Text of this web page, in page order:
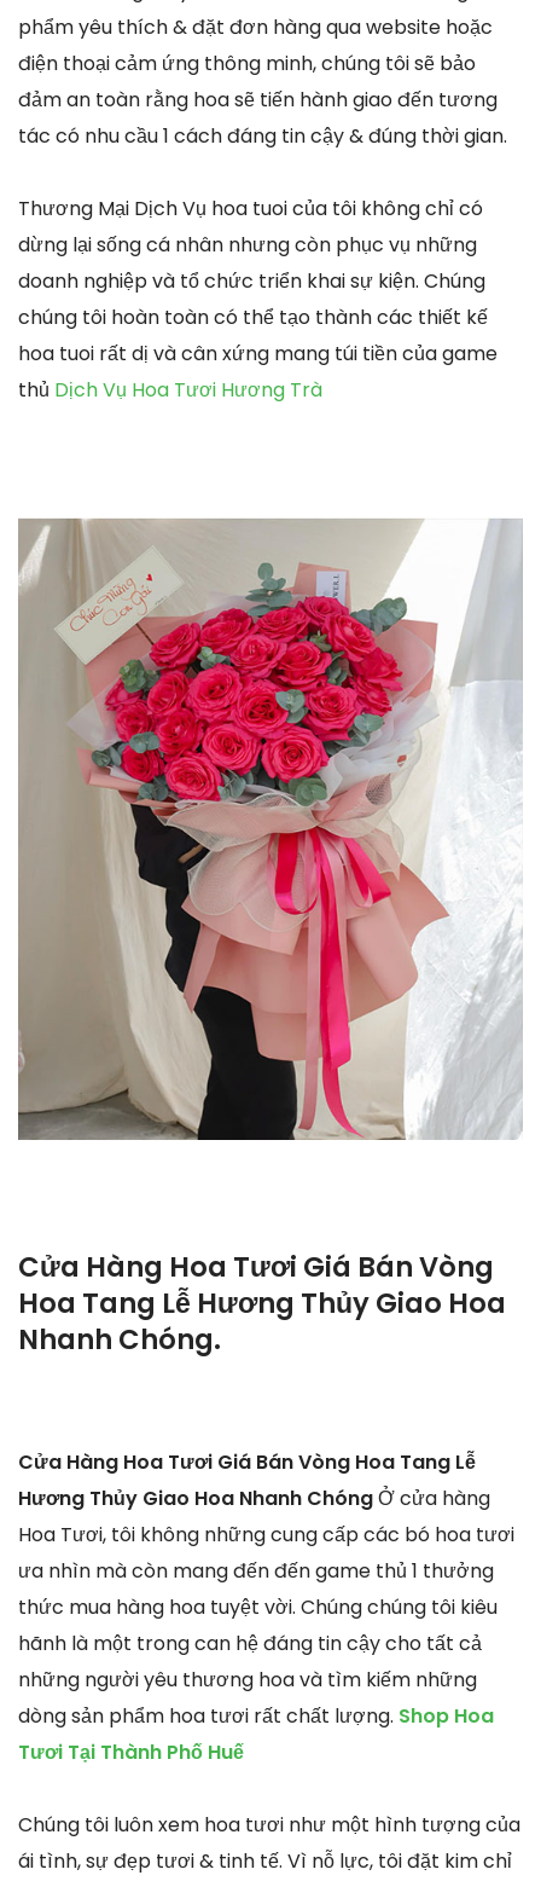
phẩm yêu thích & đặt đơn hàng qua website hoặc
điện thoại cảm ứng thông minh, chúng tôi sẽ bảo
đảm an toàn rằng hoa sẽ tiến hành giao đến tương
tác có nhu cầu 1 cách đáng tin cậy & đúng thời gian.
Thương Mại Dịch Vụ hoa tuoi của tôi không chỉ có
dừng lại sống cá nhân nhưng còn phục vụ những
doanh nghiệp và tổ chức triển khai sự kiện. Chúng
chúng tôi hoàn toàn có thể tạo thành các thiết kế
hoa tuoi rất dị và cân xứng mang túi tiền của game
thủ Dịch Vụ Hoa Tươi Hương Trà
Cửa Hàng Hoa Tươi Giá Bán Vòng
Hoa Tang Lễ Hương Thủy Giao Hoa
Nhanh Chóng.
Cửa Hàng Hoa Tươi Giá Bán Vòng Hoa Tang Lễ
Hương Thủy Giao Hoa Nhanh ChóngỞ cửa hàng
Hoa Tươi, tôi không những cung cấp các bó hoa tươi
ưa nhìn mà còn mang đến đến game thủ 1 thưởng
thức mua hàng hoa tuyệt vời. Chúng chúng tôi kiêu
hãnh là một trong can hệ đáng tin cậy cho tất cả
những người yêu thương hoa và tìm kiếm những
dòng sản phẩm hoa tươi rất chất lượng. Shop Hoa
Tươi Tại Thành Phố Huế
Chúng tôi luôn xem hoa tươi như một hình tượng của
ái tình, sự đẹp tươi & tinh tế. Vì nỗ lực, tôi đặt kim chỉ